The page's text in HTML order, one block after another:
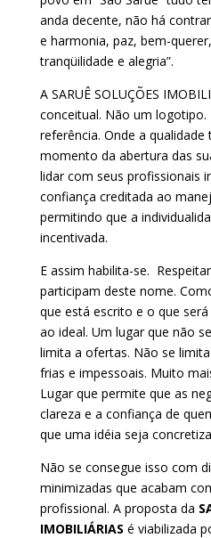
anda decente, não há
e harmonia, paz, bem-
tranqüilidade e alegria”.
A SARUÊ SOLUÇÕES
conceitual. Não um logotipo.
referência. Onde a qualidade
momento da abertura das
lidar com seus profissionais
confiança creditada ao
permitindo que a
incentivada.
E assim habilita-se.
participam deste nome.
que está escrito e o que
ao ideal. Um lugar que não
limita a ofertas. Não se
frias e impessoais. Muito
Lugar que permite que as
clareza e a confiança de
que uma idéia seja
Não se consegue isso com
minimizadas que acabam
profissional. A proposta da
IMOBILIÁRIAS é viabilizada